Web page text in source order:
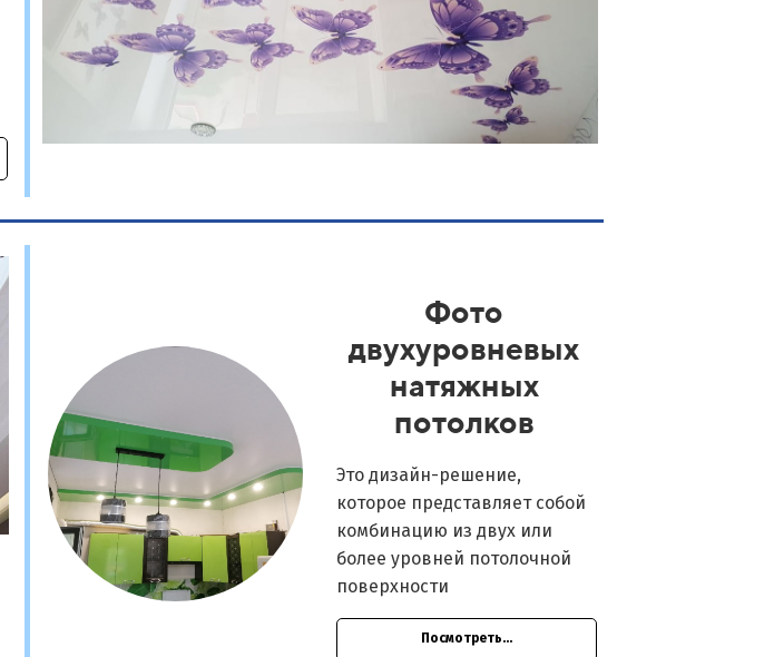
Фото
двухуровневых
натяжных
потолков
Это дизайн-решение,
которое представляет собой
комбинацию из двух или
более уровней потолочной
поверхности
Посмотреть...